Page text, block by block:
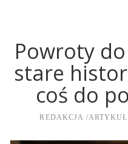
Powroty
stare
coś do
REDAKCJA